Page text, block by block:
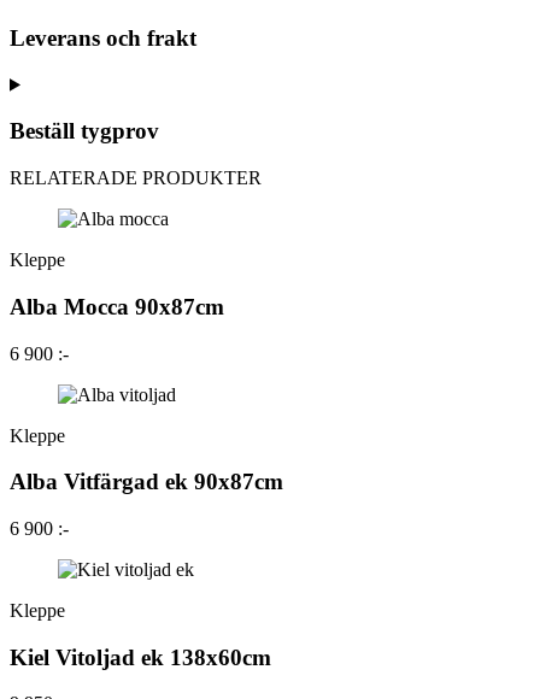
Leverans och frakt
Beställ tygprov
RELATERADE PRODUKTER
Kleppe
Alba Mocca 90x87cm
6 900 :-
Kleppe
Alba Vitfärgad ek 90x87cm
6 900 :-
Kleppe
Kiel Vitoljad ek 138x60cm